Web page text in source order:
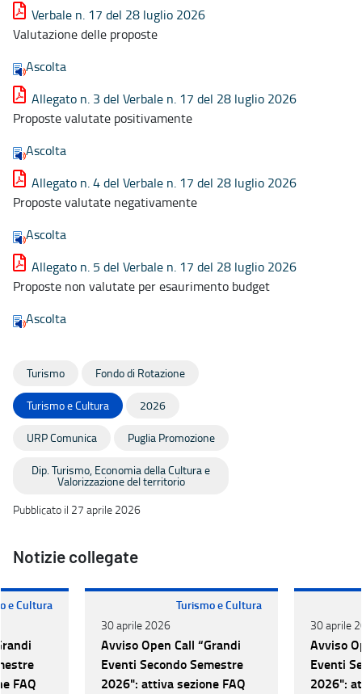
Verbale n. 17 del 28 luglio 2026
Valutazione delle proposte
Ascolta
Allegato n. 3 del Verbale n. 17 del 28 luglio 2026
Proposte valutate positivamente
Ascolta
Allegato n. 4 del Verbale n. 17 del 28 luglio 2026
Proposte valutate negativamente
Ascolta
Allegato n. 5 del Verbale n. 17 del 28 luglio 2026
Proposte non valutate per esaurimento budget
Ascolta
Turismo Fondo di Rotazione
Turismo e Cultura 2026
URP Comunica Puglia Promozione
Dip. Turismo, Economia della Cultura e
Valorizzazione del territorio
Pubblicato il 27 aprile 2026
Notizie collegate
e Cultura
FAQ
Turismo e Cultura
30 aprile 2026
Avviso Open Call “Grandi
Eventi Secondo Semestre
2026": attiva sezione FAQ
30 aprile
Avviso
Eventi
2026":